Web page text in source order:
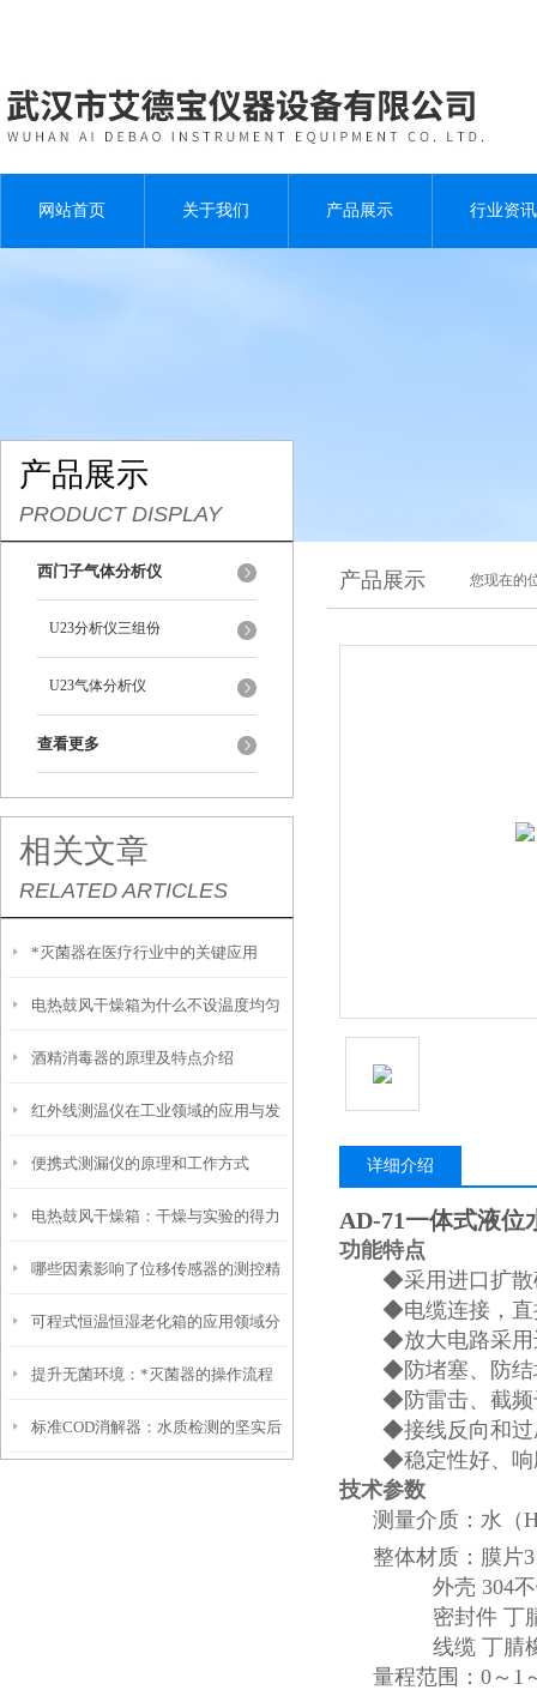
网站首页 关于我们 产品展示 行业资讯
产品展示
PRODUCT DISPLAY
西门子气体分析仪
U23分析仪三组份
U23气体分析仪
查看更多
相关文章
RELATED ARTICLES
*灭菌器在医疗行业中的关键应用
电热鼓风干燥箱为什么不设温度均匀
度参数？
酒精消毒器的原理及特点介绍
红外线测温仪在工业领域的应用与发
展前景
便携式测漏仪的原理和工作方式
电热鼓风干燥箱：干燥与实验的得力
伙伴
哪些因素影响了位移传感器的测控精
度
可程式恒温恒湿老化箱的应用领域分
析
提升无菌环境：*灭菌器的操作流程
与安全性
标准COD消解器：水质检测的坚实后
产品展示 您现在的
详细介绍
AD-71一体式液位
功能特点
◆采用进口扩
◆电缆连接，直
◆放大电路采用
◆防堵塞、防结
◆防雷击、截频
◆接线反向和过
◆稳定性好、响
技术参数
测量介质：水（
整体材质：膜片
外壳 304不
密封件 丁腈
线缆 丁腈橡
量程范围：0～1